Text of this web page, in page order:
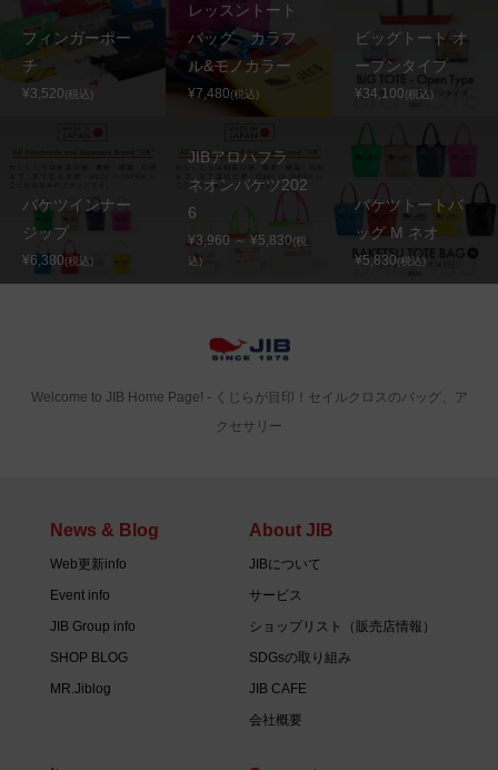
フィンガーポー
チ
¥3,520(税込)
レッスントート
バッグ カラフ
ル&モノカラー
¥7,480(税込)
ビッグトート オ
ープンタイプ
¥34,100(税込)
バケツインナー
ジップ
¥6,380(税込)
JIBアロハフラ
ネオンバケツ202
6
¥3,960 ～ ¥5,830(税
込)
バケツトートバ
ッグ M ネオ
¥5,830(税込)
Welcome to JIB Home Page! ‐ くじらが目印！セイルクロスのバッグ、ア
クセサリー
News & Blog
Web更新info
Event info
JIB Group info
SHOP BLOG
MR.Jiblog
About JIB
JIBについて
サービス
ショップリスト（販売店情報）
SDGsの取り組み
JIB CAFE
会社概要